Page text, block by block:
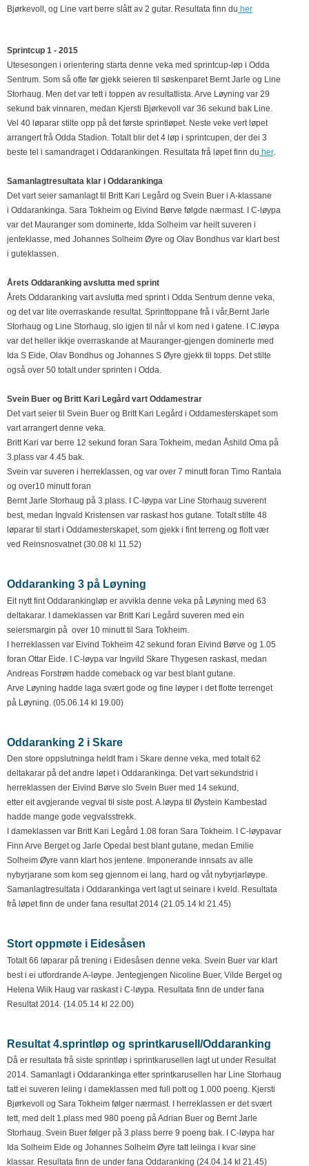
Bjørkevoll, og Line vart berre slått av 2 gutar. Resultata finn du her
Sprintcup 1 - 2015
Utesesongen i orientering starta denne veka med sprintcup-løp i Odda
Sentrum. Som så ofte før gjekk seieren til søskenparet Bernt Jarle og Line
Storhaug. Men det var tett i toppen av resultatlista. Arve Løyning var 29
sekund bak vinnaren, medan Kjersti Bjørkevoll var 36 sekund bak Line.
Vel 40 løparar stilte opp på det første sprintløpet. Neste veke vert løpet
arrangert frå Odda Stadion. Totalt blir det 4 løp i sprintcupen, der dei 3
beste tel i samandraget i Oddarankingen. Resultata frå løpet finn du her.
Samanlagtresultata klar i Oddarankinga
Det vart seier samanlagt til Britt Kari Legård og Svein Buer i A-klassane
i Oddarankinga. Sara Tokheim og Eivind Børve følgde nærmast. I C-løypa
var det Mauranger som dominerte, Idda Solheim var heilt suveren i
jenteklasse, med Johannes Solheim Øyre og Olav Bondhus var klart best
i guteklassen.
Årets Oddaranking avslutta med sprint
Årets Oddaranking vart avslutta med sprint i Odda Sentrum denne veka,
og det var lite overraskande resultat. Sprinttoppane frå i vår,Bernt Jarle
Storhaug og Line Storhaug, slo igjen til når vi kom ned i gatene. I C.løypa
var det heller ikkje overraskande at Mauranger-gjengen dominerte med
Ida S Eide, Olav Bondhus og Johannes S Øyre gjekk til topps. Det stilte
også over 50 totalt under sprinten i Odda.
Svein Buer og Britt Kari Legård vart Oddamestrar
Det vart seier til Svein Buer og Britt Kari Legård i Oddamesterskapet som
vart arrangert denne veka.
Britt Kari var berre 12 sekund foran Sara Tokheim, medan Åshild Oma på
3.plass var 4.45 bak.
Svein var suveren i herreklassen, og var over 7 minutt foran Timo Rantala
og over10 minutt foran
Bernt Jarle Storhaug på 3.plass. I C-løypa var Line Storhaug suverent
best, medan Ingvald Kristensen var raskast hos gutane. Totalt stilte 48
løparar til start i Oddamesterskapet, som gjekk i fint terreng og flott vær
ved Reinsnosvatnet (30.08 kl 11.52)
Oddaranking 3 på Løyning
Eit nytt fint Oddarankingløp er avvikla denne veka på Løyning med 63
deltakarar. I dameklassen var Britt Kari Legård suveren med ein
seiersmargin på over 10 minutt til Sara Tokheim.
I herreklassen var Eivind Tokheim 42 sekund foran Eivind Børve og 1.05
foran Ottar Eide. I C-løypa var Ingvild Skare Thygesen raskast, medan
Andreas Forstrøm hadde comeback og var best blant gutane.
Arve Løyning hadde laga svært gode og fine løyper i det flotte terrenget
på Løyning. (05.06.14 kl 19.00)
Oddaranking 2 i Skare
Den store oppslutninga heldt fram i Skare denne veka, med totalt 62
deltakarar på det andre løpet i Oddarankinga. Det vart sekundstrid i
herreklassen der Eivind Børve slo Svein Buer med 14 sekund,
etter eit avgjerande vegval til siste post. A.løypa til Øystein Kambestad
hadde mange gode vegvalsstrekk.
I dameklassen var Britt Kari Legård 1.08 foran Sara Tokheim. I C-løypavar
Finn Arve Berget og Jarle Opedal best blant gutane, medan Emilie
Solheim Øyre vann klart hos jentene. Imponerande innsats av alle
nybyrjarane som kom seg gjennom ei lang, hard og våt nybyrjarløype.
Samanlagtresultata i Oddarankinga vert lagt ut seinare i kveld. Resultata
frå løpet finn de under fana resultat 2014 (21.05.14 kl 21.45)
Stort oppmøte i Eidesåsen
Totalt 66 løparar på trening i Eidesåsen denne veka. Svein Buer var klart
best i ei utfordrande A-løype. Jentegjengen Nicoline Buer, Vilde Berget og
Helena Wiik Haug var raskast i C-løypa. Resultata finn de under fana
Resultat 2014. (14.05.14 kl 22.00)
Resultat 4.sprintløp og sprintkarusell/Oddaranking
Då er resultata frå siste sprintløp i sprintkarusellen lagt ut under Resultat
2014. Samanlagt i Oddarankinga etter sprintkarusellen har Line Storhaug
tatt ei suveren leiing i dameklassen med full pott og 1.000 poeng. Kjersti
Bjørkevoll og Sara Tokheim følger nærmast. I herreklassen er det svært
tett, med delt 1.plass med 980 poeng på Adrian Buer og Bernt Jarle
Storhaug. Svein Buer følger på 3.plass berre 9 poeng bak. I C-løypa har
Ida Solheim Eide og Johannes Solheim Øyre tatt leiinga i kvar sine
klassar. Resultata finn de under fana Oddaranking (24.04.14 kl 21.45)